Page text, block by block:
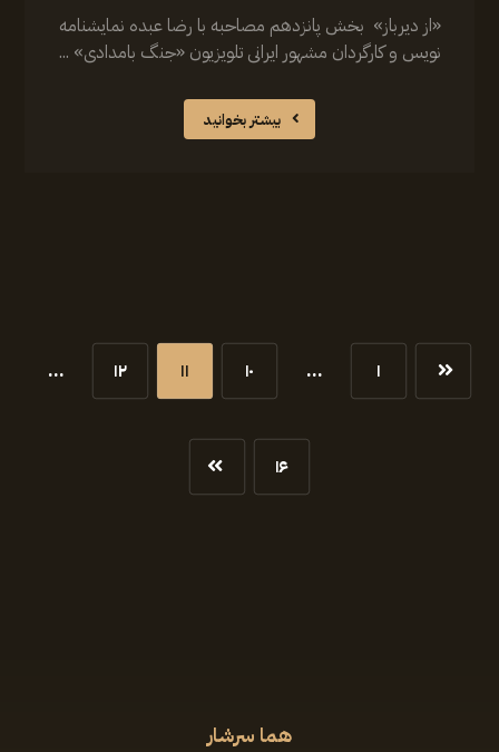
‎«از دیرباز» ‎ بخش پانزدهم مصاحبه با رضا عبده نمایشنامه
نویس و‌ کارگردان مشهور ایرانی تلویزیون «جنگ بامدادی» ...
بیشتر بخوانید
۱ … ۱۰ ۱۱ ۱۲ …
۱۶
هما سرشار